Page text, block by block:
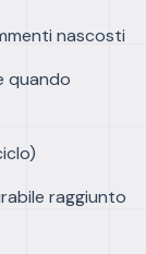
nascosti
quando
raggiunto